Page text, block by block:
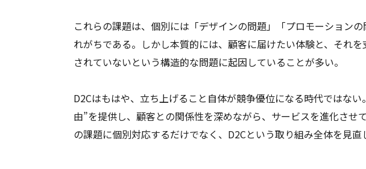
これらの課題は、個別には「デザインの問題」「プロモーション
れがちである。しかし本質的には、顧客に届けたい体験と、それ
されていないという構造的な問題に起因していることが多い。
D2Cはもはや、立ち上げること自体が競争優位になる時代ではな
由”を提供し、顧客との関係性を深めながら、サービスを進化させ
の課題に個別対応するだけでなく、D2Cという取り組み全体を見直